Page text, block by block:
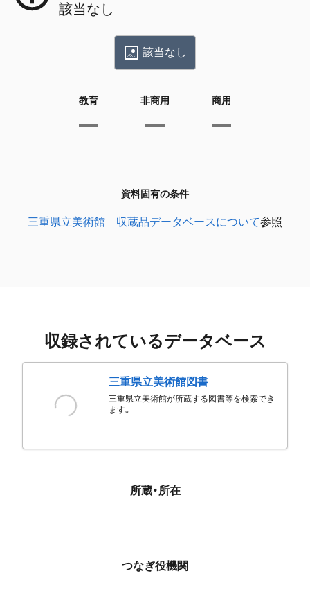
該当なし
該当なし
教育 非商用 商用
資料固有の条件
三重県立美術館 収蔵品データベースについて参照
収録されているデータベース
三重県立美術館図書
三重県立美術館が所蔵する図書等を検索でき
ます。
所蔵・所在
つなぎ役機関